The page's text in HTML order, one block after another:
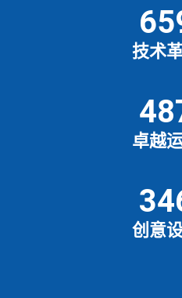
技术
卓越
创意